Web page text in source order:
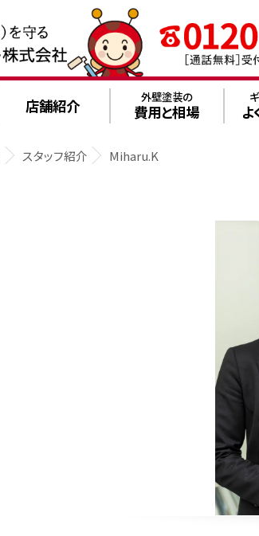
店舗紹介 外壁塗装の
費用と相場
スタッフ紹介 Miharu.K